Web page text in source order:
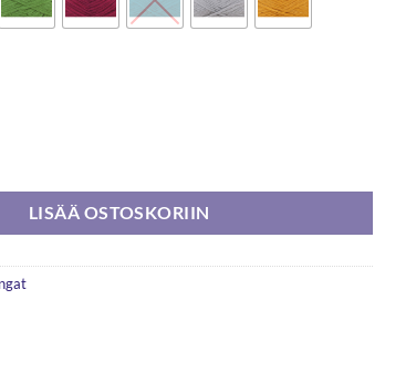
LISÄÄ OSTOSKORIIN